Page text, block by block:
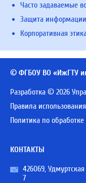
Часто задаваемые
Защита информации
Корпоративная
© ФГБОУ ВО «ИжГТУ
Разработка © 2026
Правила
Политика по
КОНТАКТЫ
426069,
7